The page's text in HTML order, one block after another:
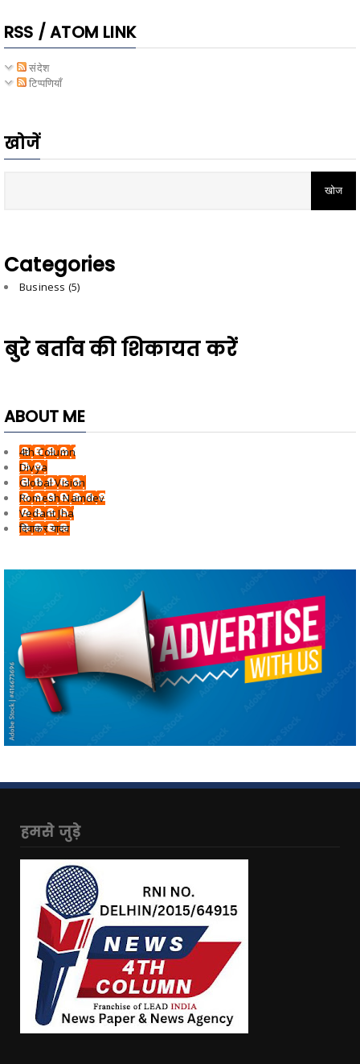
RSS / ATOM LINK
संदेश
टिप्पणियाँ
खोजें
Categories
Business (5)
बुरे बर्ताव की शिकायत करें
ABOUT ME
4th Column
Divya
Global Vision
Romesh Namdev
Vedant Jha
दिवाकर यादव
हमसे जुड़े